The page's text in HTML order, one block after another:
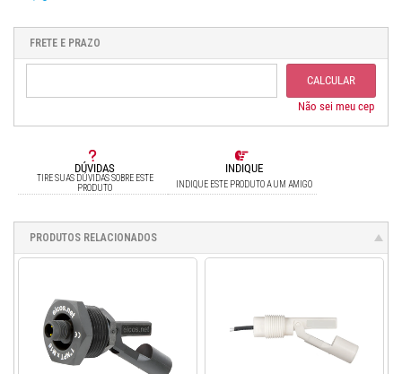
DÚVIDAS
TIRE SUAS DÚVIDAS SOBRE ESTE
PRODUTO
INDIQUE
INDIQUE ESTE PRODUTO A UM AMIGO
..
FRETE E PRAZO
CALCULAR
Não sei meu cep
PRODUTOS RELACIONADOS